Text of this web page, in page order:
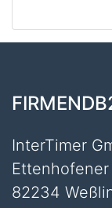
InterTimer
Ettenhofener
82234